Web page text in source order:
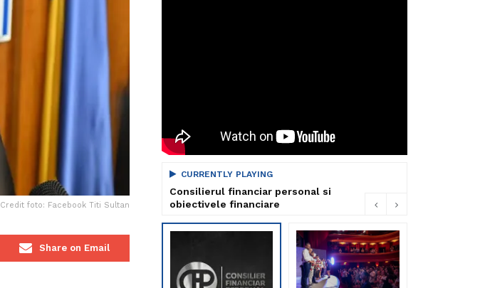
Credit foto: Facebook Titi Sultan
Share on Email
CURRENTLY PLAYING
Consilierul financiar personal si
obiectivele financiare